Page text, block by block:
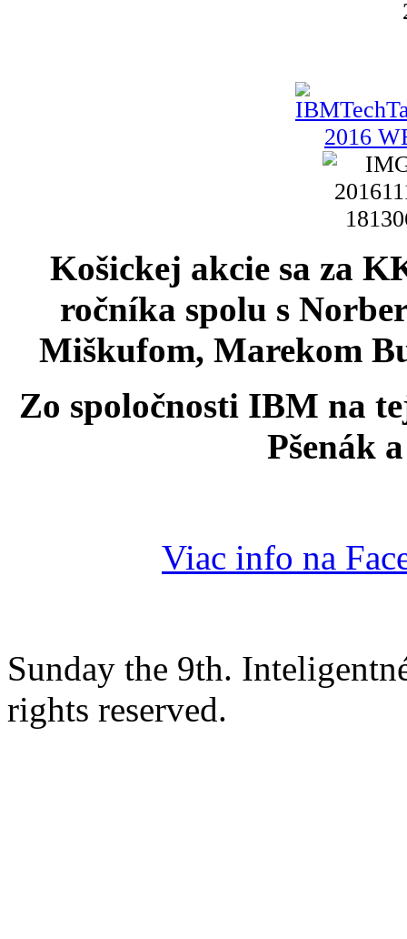
Košickej akcie sa za
ročníka spolu s
Miškufom, Marekom
Zo spoločnosti IBM na
Pšenák
Viac info na
Sunday the 9th.
rights reserved.